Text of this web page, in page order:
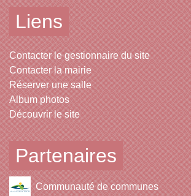
Liens
Contacter le gestionnaire du site
Contacter la mairie
Réserver une salle
Album photos
Découvrir le site
Partenaires
Communauté de communes